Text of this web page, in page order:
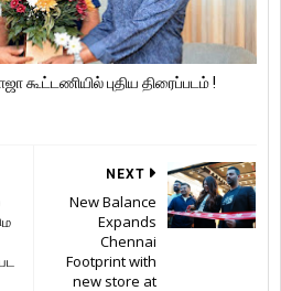
கூட்டணியில் புதிய திரைப்படம் !
NEXT
New Balance
Expands
Chennai
Footprint with
new store at